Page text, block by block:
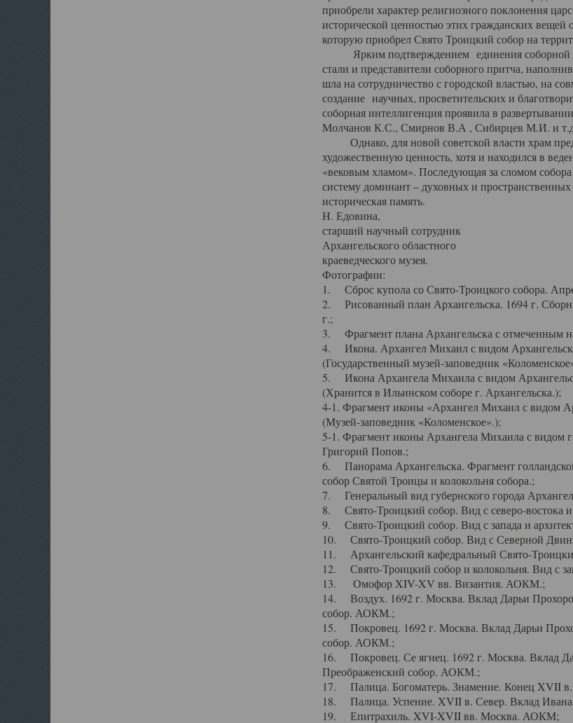
приобрели характер религиозного поклонения
исторической ценностью этих гражданских
которую приобрел Свято Троицкий собор на
Ярким подтверждением единения соборной
стали и представители соборного притча,
шла на сотрудничество с городской властью, на
создание научных, просветительских и
соборная интеллигенция проявила в
Молчанов К.С., Смирнов В.А , Сибирцев М.И. и
Однако, для новой советской власти храм
художественную ценность, хотя и находился в
«вековым хламом». Последующая за сломом
систему доминант – духовных и
историческая память.
Н. Едовина,
старший научный сотрудник
Архангельского областного
краеведческого музея.
Фотографии:
1. Сброс купола со Свято-Троицкого собора.
2. Рисованный план Архангельска. 1694 г.
г.;
3. Фрагмент плана Архангельска с отмеченным
4. Икона. Архангел Михаил с видом
(Государственный музей-заповедник
5. Икона Архангела Михаила с видом
(Хранится в Ильинском соборе г. Архангельска.);
4-1. Фрагмент иконы «Архангел Михаил с видом
(Музей-заповедник «Коломенское».);
5-1. Фрагмент иконы Архангела Михаила с видом
Григорий Попов.;
6. Панорама Архангельска. Фрагмент
собор Святой Троицы и колокольня собора.;
7. Генеральный вид губернского города
8. Свято-Троицкий собор. Вид с северо-востока и
9. Свято-Троицкий собор. Вид с запада и
10. Свято-Троицкий собор. Вид с Северной
11. Архангельский кафедральный Свято-
12. Свято-Троицкий собор и колокольня. Вид с
13. Омофор XIV-XV вв. Византия. АОКМ.;
14. Воздух. 1692 г. Москва. Вклад Дарьи
собор. АОКМ.;
15. Покровец. 1692 г. Москва. Вклад Дарьи
собор. АОКМ.;
16. Покровец. Се ягнец. 1692 г. Москва. Вклад
Преображенский собор. АОКМ.;
17. Палица. Богоматерь. Знамение. Конец XVII
18. Палица. Успение. XVII в. Север. Вклад Ивана
19. Епитрахиль. XVI-XVII вв. Москва. АОКМ;